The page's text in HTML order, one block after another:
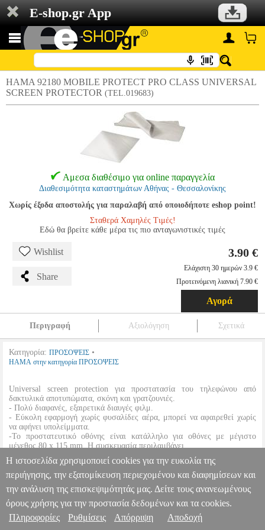
E-shop.gr App
HAMA 92180 MOBILE PROTECT PRO CLASS UNIVERSAL
SCREEN PROTECTOR (TEL.019683)
Αμεσα διαθέσιμο για online παραγγελία
Διαθεσιμότητα καταστημάτων Αθήνας - Θεσσαλονίκης
Χωρίς έξοδα αποστολής για παραλαβή από οποιοδήποτε eshop point!
Σταθερά Χαμηλές Τιμές!
Εδώ θα βρείτε κάθε μέρα τις πιο ανταγωνιστικές τιμές
Wishlist
Share
3.90 €
Ελάχιστη 30 ημερών 3.9 €
Προτεινόμενη λιανική 7.90 €
Αγορά
Περιγραφή Αξιολόγηση Σχετικά
Κατηγορία: ΠΡΟΣΟΨΕΙΣ •
HAMA στην κατηγορία ΠΡΟΣΟΨΕΙΣ
Universal screen protection για προστατασία του τηλεφώνου από
δακτυλικά αποτυπώματα, σκόνη και γρατζουνιές.
- Πολύ διαφανές, εξαιρετικά διαυγές φιλμ.
- Εύκολη εφαρμογή χωρίς φυσαλίδες αέρα, μπορεί να αφαιρεθεί χωρίς
να αφήνει υπολείμματα.
-Το προστατευτικό οθόνης είναι κατάλληλο για οθόνες με μέγιστο
μέγεθος 80 x 115 mm. Η συσκευασία περιλαμβάνει
- 1 φύλλο προστασίας
- 1 πανί καθαρισμού
HAMA 92180 MOBILE PROTECT PRO CLASS UNIVERSAL
SCREEN PROTECTOR TEL.019683 TEL.019683 HAMA
ΠΡΟΣΟΨΕΙΣ
Κατηγορία: ΠΡΟΣΟΨΕΙΣ •HAMA στην κατηγορία
ΠΡΟΣΟΨΕΙΣ Universal screen protection για προστατασία του
Πληροφορίες & Υπηρεσίες >
Η ιστοσελίδα χρησιμοποιεί cookies για την ευκολία της
περιήγησης, την εξατομίκευση περιεχομένου και διαφημίσεων και
την ανάλυση της επισκεψιμότητάς μας. Δείτε τους ανανεωμένους
όρους χρήσης για την προστασία δεδομένων και τα cookies.
Πληροφορίες
Ρυθμίσεις Απόρριψη Αποδοχή